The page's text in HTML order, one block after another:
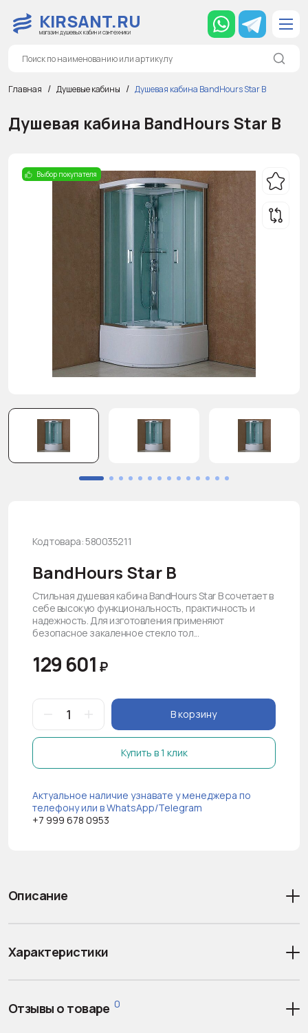
KIRSANT.RU
магазин душевых кабин и сантехники
Главная Душевые кабины Душевая кабина BandHours Star B
Душевая кабина BandHours Star B
Выбор покупателя
Код товара: 580035211
BandHours Star B
Стильная душевая кабина BandHours Star B сочетает в
себе высокую функциональность, практичность и
надежность. Для изготовления применяют
безопасное закаленное стекло тол...
129 601 ₽
В корзину
Купить в 1 клик
Актуальное наличие узнавате у менеджера по
телефону или в WhatsApp/Telegram
+7 999 678 0953
Описание
Характеристики
Отзывы о товаре 0